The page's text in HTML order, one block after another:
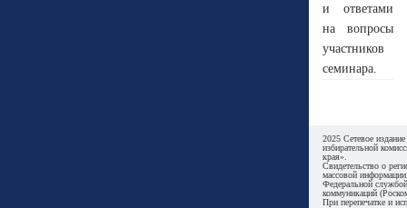
и ответами
на вопросы
участников
семинара.
2025 Сетевое
избирательной
края».
Свидетельство о
массовой
Федеральной
коммуникаций
При перепечатке и